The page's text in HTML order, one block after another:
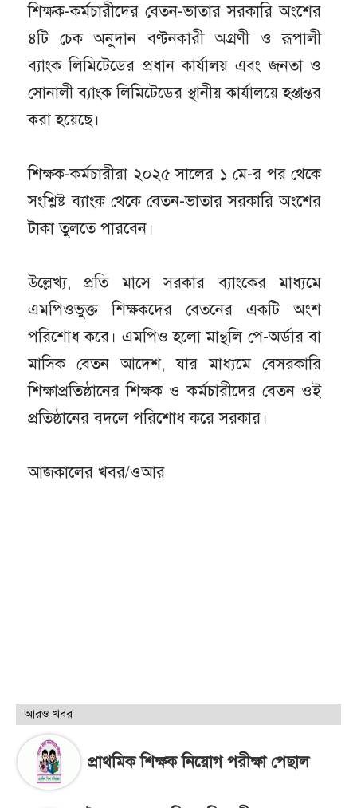
শিক্ষক-কর্মচারীদের বেতন-ভাতার সরকারি অংশের
৪টি চেক অনুদান বণ্টনকারী অগ্রণী ও রূপালী
ব্যাংক লিমিটেডের প্রধান কার্যালয় এবং জনতা ও
সোনালী ব্যাংক লিমিটেডের স্থানীয় কার্যালয়ে হস্তান্তর
করা হয়েছে।
শিক্ষক-কর্মচারীরা ২০২৫ সালের ১ মে-র পর থেকে
সংশ্লিষ্ট ব্যাংক থেকে বেতন-ভাতার সরকারি অংশের
টাকা তুলতে পারবেন।
উল্লেখ্য, প্রতি মাসে সরকার ব্যাংকের মাধ্যমে
এমপিওভুক্ত শিক্ষকদের বেতনের একটি অংশ
পরিশোধ করে। এমপিও হলো মান্থলি পে-অর্ডার বা
মাসিক বেতন আদেশ, যার মাধ্যমে বেসরকারি
শিক্ষাপ্রতিষ্ঠানের শিক্ষক ও কর্মচারীদের বেতন ওই
প্রতিষ্ঠানের বদলে পরিশোধ করে সরকার।
আজকালের খবর/ওআর
আরও খবর
প্রাথমিক শিক্ষক নিয়োগ পরীক্ষা পেছাল